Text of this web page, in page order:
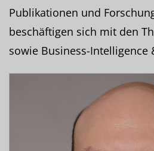
Publikationen und
beschäftigen sich mit den
sowie Business-Intelligence